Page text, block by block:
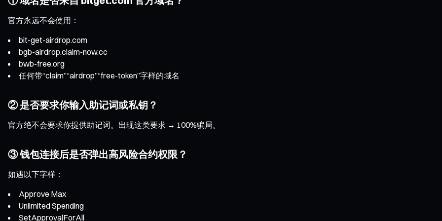
官方永远不会使用：
bit-get-airdrop.com
bgb-airdrop.claim-now.cc
bwb-free.org
任何带“claim”“airdrop”“free-token”字样的域名
② 是否要求你输入助记词或私钥？
官方绝不会要求你提供助记词。出现这类要求 → 100%骗局。
③ 钱包连接后是否弹出高风险合约权限？
如遇以下字样：
Approve Max
Unlimited Spending
SetApprovalForAll